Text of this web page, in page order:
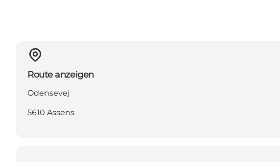
Route anzeigen
Odensevej
5610 Assens